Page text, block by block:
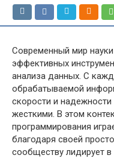
Современный мир
эффективных
анализа данных. С
обрабатываемой
скорости и
жесткими. В этом
программирования
благодаря своей
сообществу лидирует